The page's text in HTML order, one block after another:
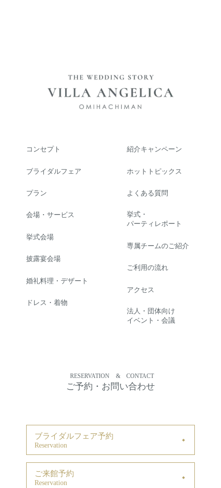
コンセプト
ブライダルフェア
プラン
会場・サービス
挙式会場
披露宴会場
婚礼料理・デザート
ドレス・着物
紹介キャンペーン
ホットトピックス
よくある質問
挙式・
パーティレポート
専属チームのご紹介
ご利用の流れ
アクセス
法人・団体向け
イベント・会議
RESERVATION & CONTACT
ご予約・お問い合わせ
ブライダルフェア予約
Reservation
ご来館予約
Reservation